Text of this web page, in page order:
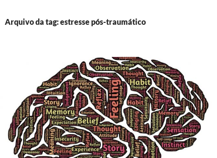
Arquivo da tag: estresse pós-traumático